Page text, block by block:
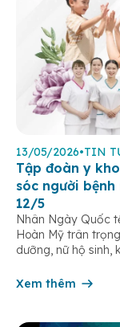
13/05/2026•TIN
Tập đoàn y
sóc người
12/5
Nhân Ngày Quốc
Hoàn Mỹ trân
dưỡng, nữ hộ sinh,
âm thầm đồng
Xem thêm